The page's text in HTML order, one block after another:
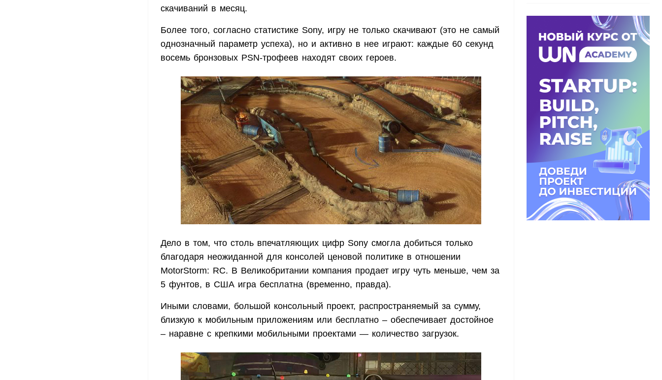
скачиваний в месяц.
Более того, согласно статистике Sony, игру не только скачивают (это не самый
однозначный параметр успеха), но и активно в нее играют: каждые 60 секунд
восемь бронзовых PSN-трофеев находят своих героев.
Дело в том, что столь впечатляющих цифр Sony смогла добиться только
благодаря неожиданной для консолей ценовой политике в отношении
MotorStorm: RC. В Великобритании компания продает игру чуть меньше, чем за
5 фунтов, в США игра бесплатна (временно, правда).
Иными словами, большой консольный проект, распространяемый за сумму,
близкую к мобильным приложениям или бесплатно – обеспечивает достойное
– наравне с крепкими мобильными проектами — количество загрузок.